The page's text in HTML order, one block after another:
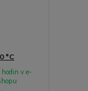
°C
hodin v e-